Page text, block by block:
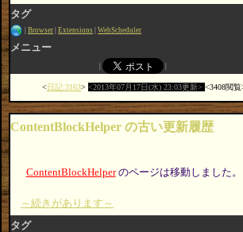
タグ
Browser Extensions WebScheduler
メニュー
日記:3163 2013年07月17日(水) 23:03更新 3408閲覧
ContentBlockHelper の古い更新履歴
ContentBlockHelperのページは移動しました。
～続きがあります～
タグ